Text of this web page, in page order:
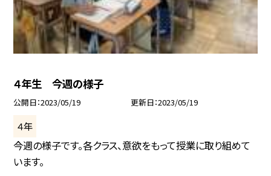
４年生 今週の様子
公開日 2023/05/19 更新日 2023/05/19
４年
今週の様子です。各クラス、意欲をもって授業に取り組めて
います。